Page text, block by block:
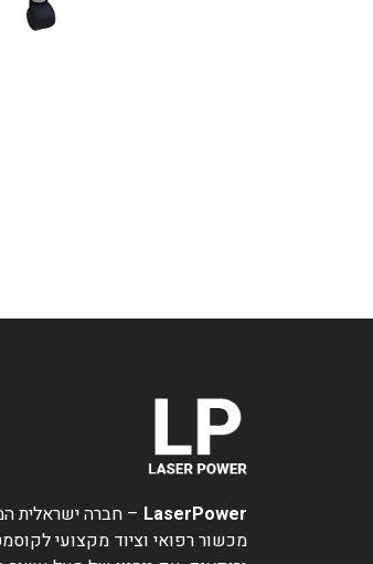
LaserPower – חברה ישראלית
מכשור רפואי וציוד מקצועי